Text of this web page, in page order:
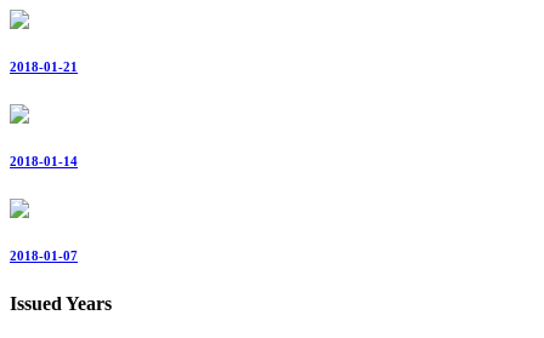
2018-01-21
2018-01-14
2018-01-07
Issued Years